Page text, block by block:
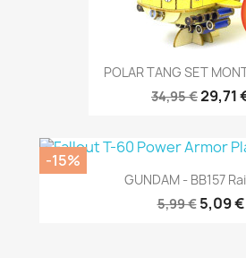
POLAR TANG SET
34,95 €29,71
GUNDAM - BB157
5,99 € 5,09 €
-15%